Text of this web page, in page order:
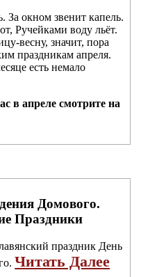
За окном звенит капель.
Ручейками воду льёт.
весну, значит, пора
праздникам апреля.
есть немало
в апреле смотрите на
Домового.
Праздники
праздник День
Читать Далее